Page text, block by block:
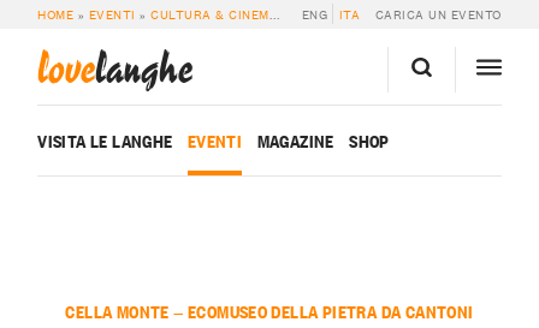
HOME » EVENTI »CULTURA & CINEMA » MONFERRATO DEGLI INFERNOT:
ENG ITA CARICA UN EVENTO
lovelanghe
VISITA LE LANGHE EVENTI MAGAZINE SHOP
CELLA MONTE — ECOMUSEO DELLA PIETRA DA CANTONI